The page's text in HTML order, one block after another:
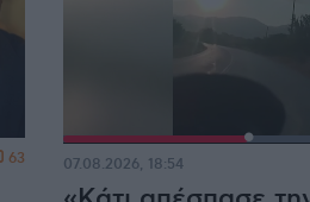
63 07.08.2026, 18:54